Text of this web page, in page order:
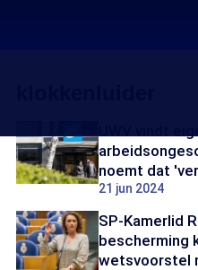
noemt dat
21 jun 2024
SP-Kamerlid
bescherming
wetsvoorstel